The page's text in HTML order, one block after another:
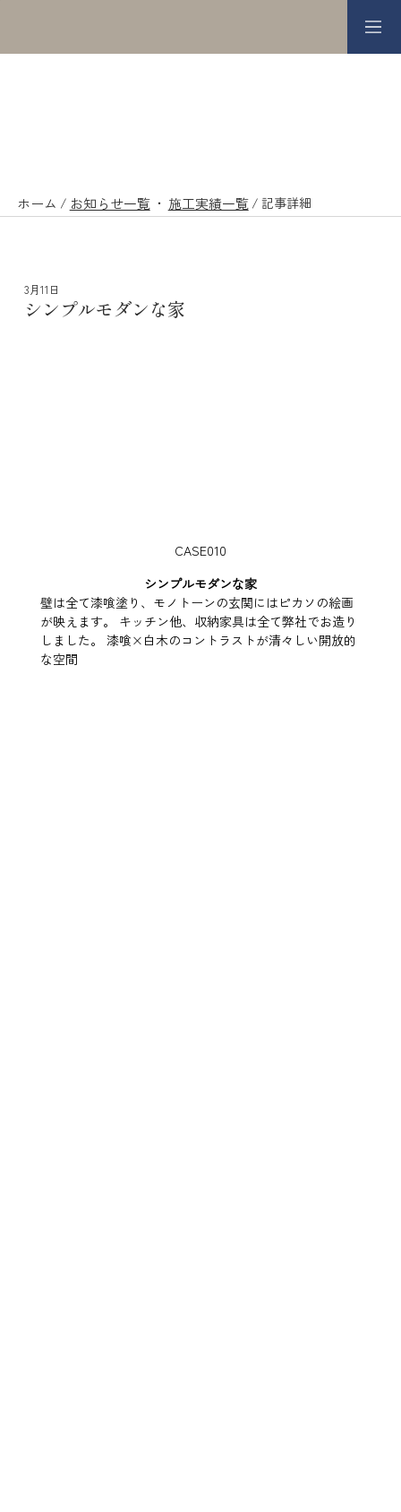
ホーム / お知らせ一覧 ​・ 施工実績一覧 / 記事詳細
シンプルモダンな家
3月11日
CASE010
シンプルモダンな家
壁は全て漆喰塗り、モノトーンの玄関にはピカソの絵画
が映えます。 キッチン他、収納家具は全て弊社でお造り
しました。 漆喰×白木のコントラストが清々しい開放的
な空間